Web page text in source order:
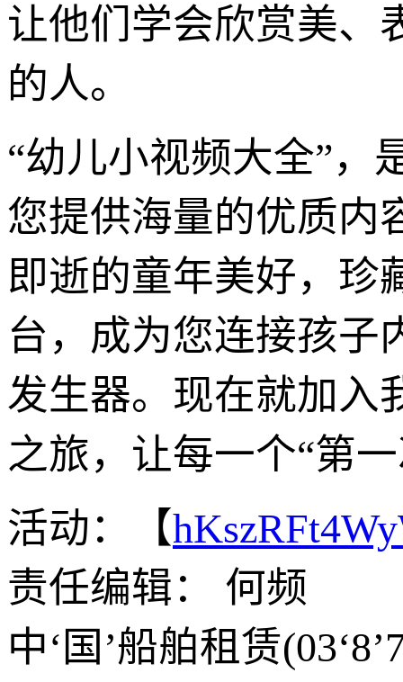
让他们学会欣赏美、
的人。
“幼儿小视频大全”，
您提供海量的优质内
即逝的童年美好，珍
台，成为您连接孩子
发生器。现在就加入
之旅，让每一个“第
活动：【
责任编辑： 何频
中‘国’船舶租赁